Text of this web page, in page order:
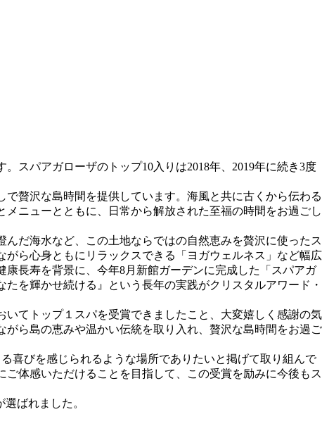
スパアガローザのトップ10入りは2018年、2019年に続き3度
贅沢な島時間を提供しています。海風と共に古くから伝わる
ニューとともに、日常から解放された至福の時間をお過ごし
だ海水など、この土地ならではの自然恵みを贅沢に使ったス
ら心身ともにリラックスできる「ヨガウェルネス」など幅広
長寿を背景に、今年8月新館ガーデンに完成した「スパアガ
を輝かせ続ける』という長年の実践がクリスタルアワード・
てトップ１スパを受賞できましたこと、大変嬉しく感謝の気
ら島の恵みや温かい伝統を取り入れ、贅沢な島時間をお過ご
喜びを感じられるような場所でありたいと掲げて取り組んで
体感いただけることを目指して、この受賞を励みに今後もス
ばれました。